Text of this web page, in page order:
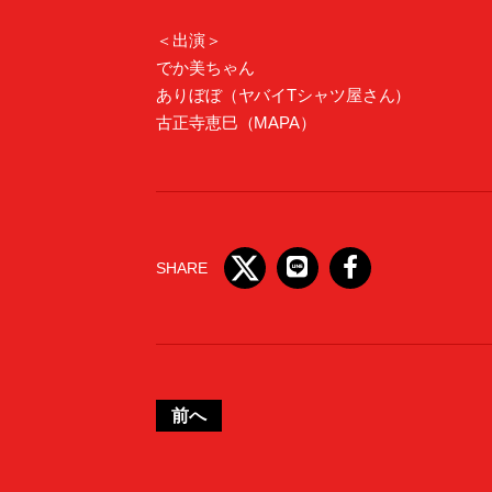
＜出演＞
でか美ちゃん
ありぼぼ（ヤバイTシャツ屋さん）
古正寺恵巳（MAPA）
SHARE
前へ